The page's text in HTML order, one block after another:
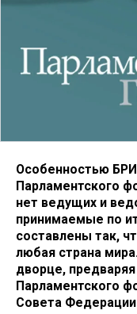
Особенностью
Парламентского
нет ведущих и
принимаемые по
составлены так,
любая страна
дворце,
Парламентского
Совета Федерации